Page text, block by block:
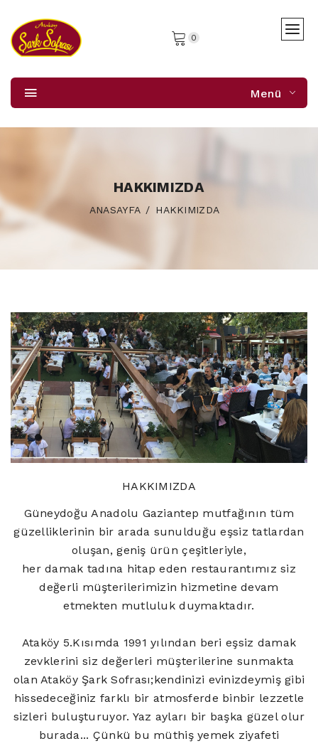
0
Menü
HAKKIMIZDA
ANASAYFA HAKKIMIZDA
HAKKIMIZDA
Güneydoğu Anadolu Gaziantep mutfağının tüm
güzelliklerinin bir arada sunulduğu eşsiz tatlardan
oluşan, geniş ürün çeşitleriyle,
her damak tadına hitap eden restaurantımız siz
değerli müşterilerimizin hizmetine devam
etmekten mutluluk duymaktadır.
Ataköy 5.Kısımda 1991 yılından beri eşsiz damak
zevklerini siz değerleri müşterilerine sunmakta
olan Ataköy Şark Sofrası;kendinizi evinizdeymiş gibi
hissedeceğiniz farklı bir atmosferde binbir lezzetle
sizleri buluşturuyor. Yaz ayları bir başka güzel olur
burada... Çünkü bu müthiş yemek ziyafeti